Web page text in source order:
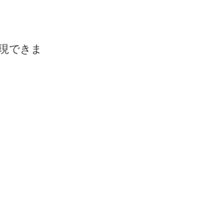
できま